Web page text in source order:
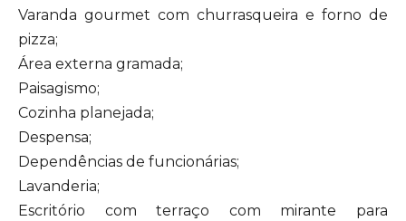
Varanda gourmet com churrasqueira e forno de
pizza;
Área externa gramada;
Paisagismo;
Cozinha planejada;
Despensa;
Dependências de funcionárias;
Lavanderia;
Escritório com terraço com mirante para